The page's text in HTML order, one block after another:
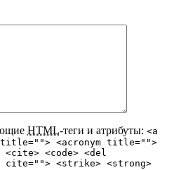
HTML-теги и атрибуты: <a
<acronym title="">
<code> <del
cite=""> <strike> <strong>